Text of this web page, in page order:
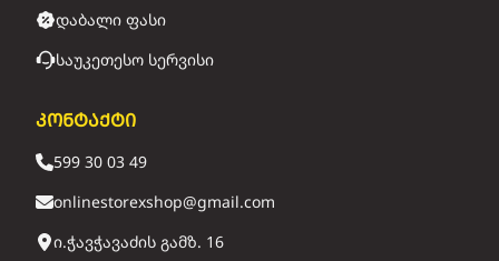
დაბალი ფასი
საუკეთესო სერვისი
კონტაქტი
599 30 03 49
onlinestorexshop@gmail.com
ი.ჭავჭავაძის გამზ. 16